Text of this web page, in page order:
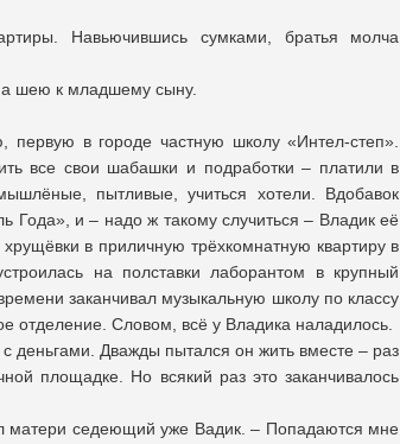
Навьючившись сумками, братья молча
шею к младшему сыну.
первую в городе частную школу «Интел-степ».
все свои шабашки и подработки – платили в
пытливые, учиться хотели. Вдобавок
Года», и – надо ж такому случиться – Владик её
в приличную трёхкомнатную квартиру в
на полставки лаборантом в крупный
заканчивал музыкальную школу по классу
отделение. Словом, всё у Владика наладилось.
Дважды пытался он жить вместе – раз
площадке. Но всякий раз это заканчивалось
матери седеющий уже Вадик. – Попадаются мне